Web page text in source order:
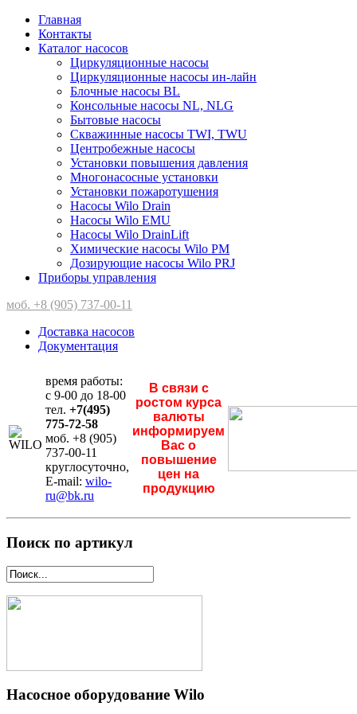
Главная
Контакты
Каталог насосов
Циркуляционные насосы
Циркуляционные насосы ин-лайн
Блочные насосы BL
Консольные насосы NL, NLG
Бытовые насосы
Скважинные насосы TWI, TWU
Центробежные насосы
Установки повышения давления
Многонасосные установки
Установки пожаротушения
Насосы Wilo Drain
Насосы Wilo EMU
Насосы Wilo DrainLift
Химические насосы Wilo PM
Дозирующие насосы Wilo PRJ
Приборы управления
моб. +8 (905) 737-00-11
Доставка насосов
Документация
время работы:
с 9-00 до 18-00
тел. +7(495)
775-72-58
моб. +8 (905)
737-00-11
круглосуточно,
E-mail: wilo-
ru@bk.ru
В связи с
ростом курса
валюты
информируем
Вас о
повышение
цен на
продукцию
Поиск по артикул
Насосное оборудование Wilo